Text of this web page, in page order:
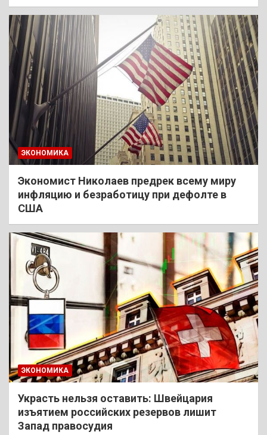
ЭКОНОМИКА
Экономист Николаев предрек всему миру
инфляцию и безработицу при дефолте в
США
ЭКОНОМИКА
Украсть нельзя оставить: Швейцария
изъятием российских резервов лишит
Запад правосудия